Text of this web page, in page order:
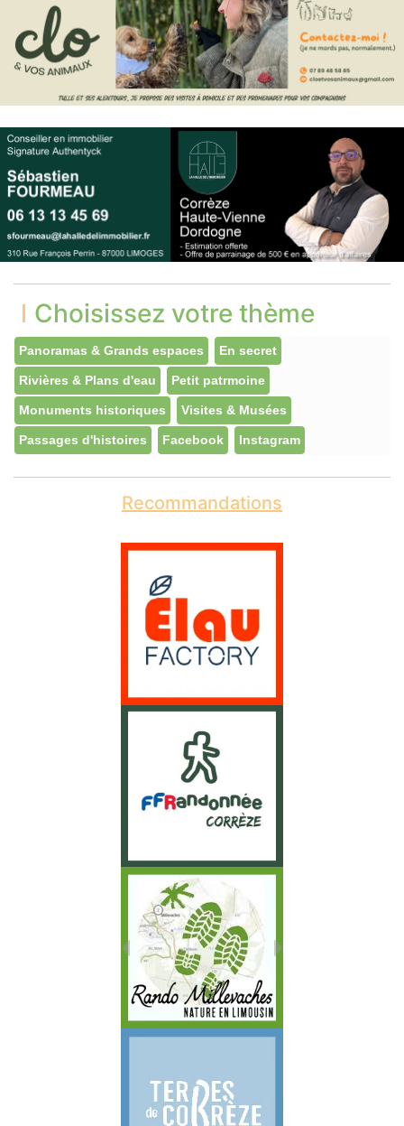
Choisissez votre thème
Panoramas & Grands espaces En secret
Rivières & Plans d'eau Petit patrmoine
Monuments historiques Visites & Musées
Passages d'histoires Facebook Instagram
Recommandations